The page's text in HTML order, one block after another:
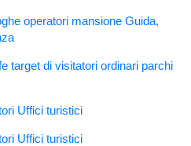
operatori mansione Guida,
target di visitatori ordinari parchi
Uffici turistici
Uffici turistici